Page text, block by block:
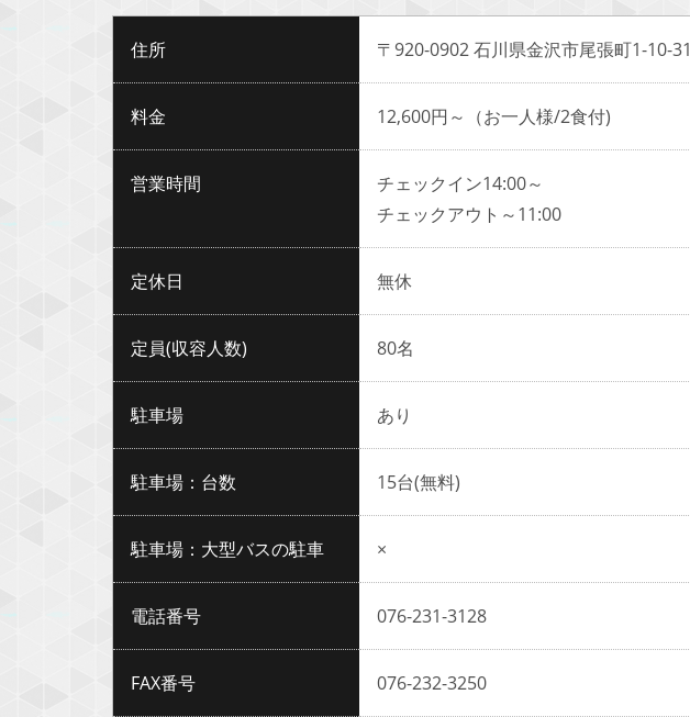
住所 〒920-0902 石川県金沢市尾張町1-10-31
料金 12,600円～（お一人様/2食付)
営業時間
チェックイン14:00～
チェックアウト～11:00
定休日 無休
定員(収容人数) 80名
駐車場 あり
駐車場：台数 15台(無料)
駐車場：大型バスの駐車 ×
電話番号 076-231-3128
FAX番号 076-232-3250